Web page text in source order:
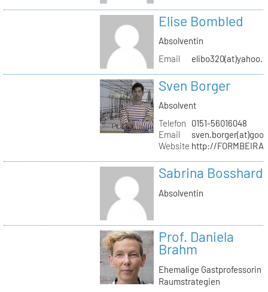
Elise Bombled
Absolventin
Email
Sven Borger
Absolvent
Telefon
0151-56016048
Email
Website http://
Sabrina Bosshard
Absolventin
Prof. Daniela
Brahm
Ehemalige Gastprofessorin
Raumstrategien